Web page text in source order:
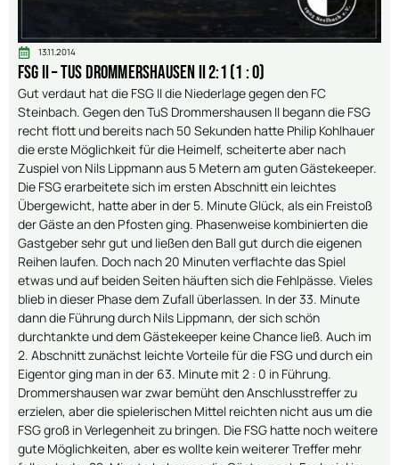
13.11.2014
FSG II – TuS Drommershausen II 2:1 (1 : 0)
Gut verdaut hat die FSG II die Niederlage gegen den FC
Steinbach. Gegen den TuS Drommershausen II begann die FSG
recht flott und bereits nach 50 Sekunden hatte Philip Kohlhauer
die erste Möglichkeit für die Heimelf, scheiterte aber nach
Zuspiel von Nils Lippmann aus 5 Metern am guten Gästekeeper.
Die FSG erarbeitete sich im ersten Abschnitt ein leichtes
Übergewicht, hatte aber in der 5. Minute Glück, als ein Freistoß
der Gäste an den Pfosten ging. Phasenweise kombinierten die
Gastgeber sehr gut und ließen den Ball gut durch die eigenen
Reihen laufen. Doch nach 20 Minuten verflachte das Spiel
etwas und auf beiden Seiten häuften sich die Fehlpässe. Vieles
blieb in dieser Phase dem Zufall überlassen. In der 33. Minute
dann die Führung durch Nils Lippmann, der sich schön
durchtankte und dem Gästekeeper keine Chance ließ. Auch im
2. Abschnitt zunächst leichte Vorteile für die FSG und durch ein
Eigentor ging man in der 63. Minute mit 2 : 0 in Führung.
Drommershausen war zwar bemüht den Anschlusstreffer zu
erzielen, aber die spielerischen Mittel reichten nicht aus um die
FSG groß in Verlegenheit zu bringen. Die FSG hatte noch weitere
gute Möglichkeiten, aber es wollte kein weiterer Treffer mehr